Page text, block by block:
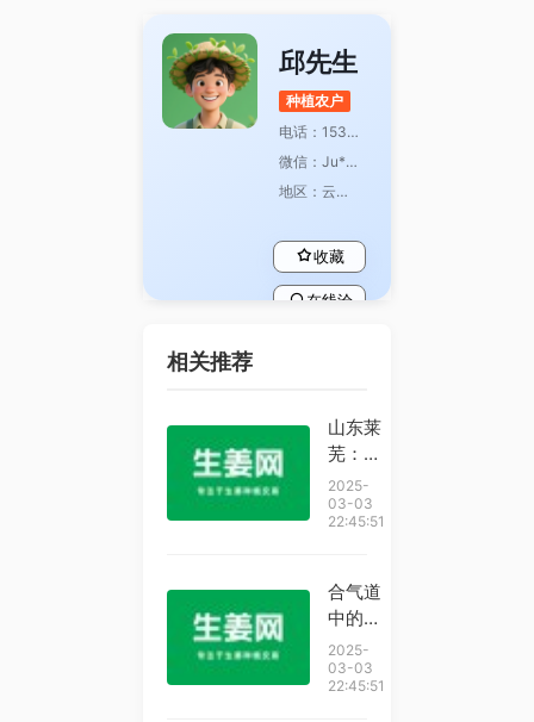
邱先生
种植农户
电话：153********
微信：Ju*****
地区：云南省普洱市澜沧县文东乡
收藏
在线洽
相关推荐
山东莱
芜：金
秋时节
生姜采
收忙
2025-
03-03
22:45:51
合气道
中的打
击技术
2025-
03-03
22:45:51